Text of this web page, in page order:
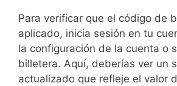
Para verificar que el código de
aplicado, inicia sesión en tu
la configuración de la cuenta o
billetera. Aquí, deberías ver un
actualizado que refleje el valor